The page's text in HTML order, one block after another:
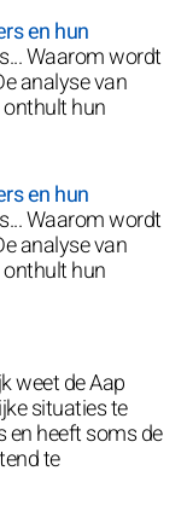
en hun
Waarom wordt
analyse van
hun
en hun
Waarom wordt
analyse van
hun
weet de Aap
situaties te
en heeft soms de
te